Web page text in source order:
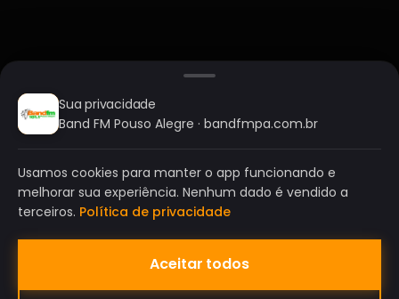
Sua privacidade
Band FM Pouso Alegre · bandfmpa.com.br
Usamos cookies para manter o app funcionando e
melhorar sua experiência. Nenhum dado é vendido a
terceiros. Política de privacidade
Aceitar todos